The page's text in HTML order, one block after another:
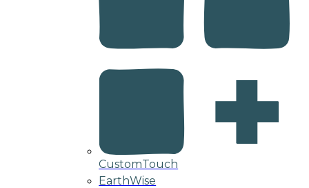
CustomTouch
EarthWise